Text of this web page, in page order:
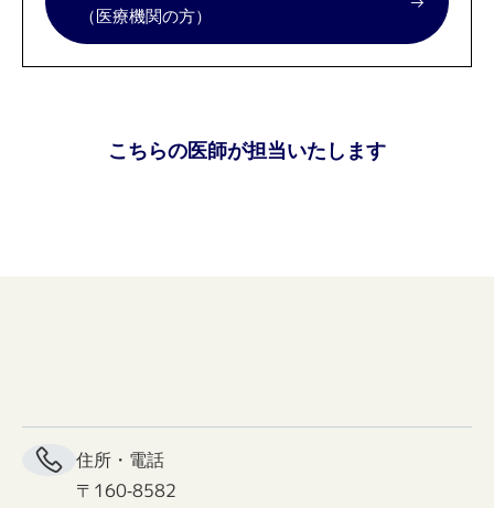
（医療機関の方）
こちらの医師が担当いたします
住所・電話
〒160-8582